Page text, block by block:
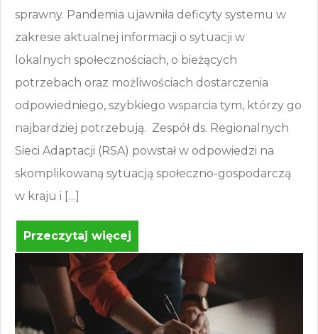
sprawny. Pandemia ujawniła deficyty systemu w
zakresie aktualnej informacji o sytuacji w
lokalnych społecznościach, o bieżących
potrzebach oraz możliwościach dostarczenia
odpowiedniego, szybkiego wsparcia tym, którzy go
najbardziej potrzebują. Zespół ds. Regionalnych
Sieci Adaptacji (RSA) powstał w odpowiedzi na
skomplikowaną sytuacją społeczno-gospodarczą
w kraju i […]
Przeczytaj więcej